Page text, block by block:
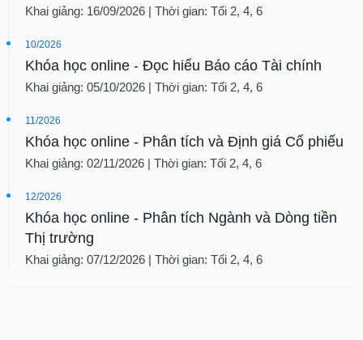
Khai giảng: 16/09/2026 | Thời gian: Tối 2, 4, 6
10/2026
Khóa học online - Đọc hiểu Báo cáo Tài chính
Khai giảng: 05/10/2026 | Thời gian: Tối 2, 4, 6
11/2026
Khóa học online - Phân tích và Định giá Cổ phiếu
Khai giảng: 02/11/2026 | Thời gian: Tối 2, 4, 6
12/2026
Khóa học online - Phân tích Ngành và Dòng tiền
Thị trường
Khai giảng: 07/12/2026 | Thời gian: Tối 2, 4, 6